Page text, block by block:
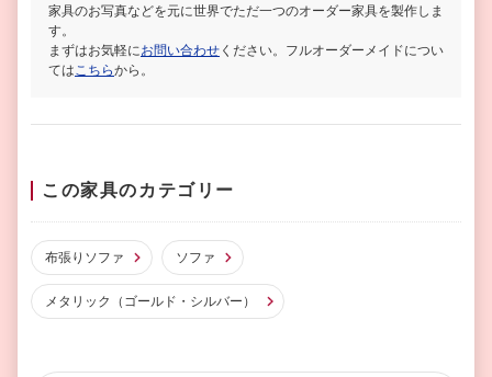
家具のお写真などを元に世界でただ一つのオーダー家具を製作しま
す。
まずはお気軽にお問い合わせ ください。フルオーダーメイドについ
ては こちらから。
この家具のカテゴリー
布張りソファ ソファ
メタリック（ゴールド・シルバー）